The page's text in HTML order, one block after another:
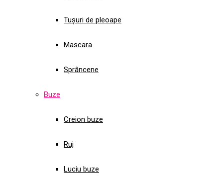
Tușuri de pleoape
Mascara
Sprâncene
Buze
Creion buze
Ruj
Luciu buze